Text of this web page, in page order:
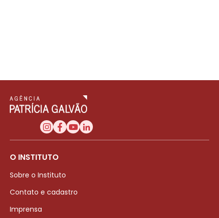
O INSTITUTO
Sobre o Instituto
Contato e cadastro
Imprensa